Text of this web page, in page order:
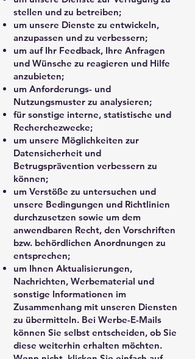
stellen und zu betreiben;
um unsere Dienste zu entwickeln,
anzupassen und zu verbessern;
um auf Ihr Feedback, Ihre Anfragen
und Wünsche zu reagieren und Hilfe
anzubieten;
um Anforderungs- und
Nutzungsmuster zu analysieren;
für sonstige interne, statistische und
Recherchezwecke;
um unsere Möglichkeiten zur
Datensicherheit und
Betrugsprävention verbessern zu
können;
um Verstöße zu untersuchen und
unsere Bedingungen und Richtlinien
durchzusetzen sowie um dem
anwendbaren Recht, den Vorschriften
bzw. behördlichen Anordnungen zu
entsprechen;
um Ihnen Aktualisierungen,
Nachrichten, Werbematerial und
sonstige Informationen im
Zusammenhang mit unseren Diensten
zu übermitteln. Bei Werbe-E-Mails
können Sie selbst entscheiden, ob Sie
diese weiterhin erhalten möchten.